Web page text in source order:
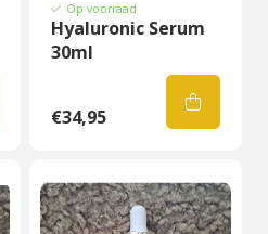
Op voorraad
Hyaluronic Serum
30ml
€34,95